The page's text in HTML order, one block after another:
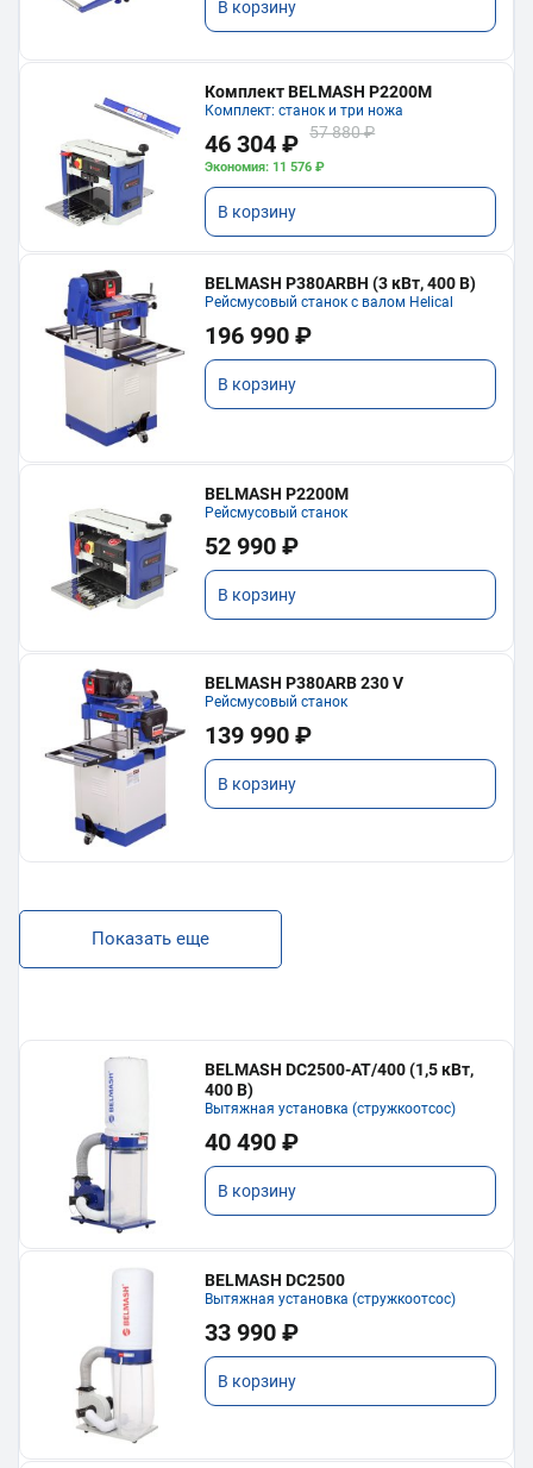
В корзину
Комплект BELMASH P2200M
Комплект: станок и три ножа
46 304 ₽ 57 880 ₽
Экономия: 11 576 ₽
В корзину
BELMASH P380ARBH (3 кВт, 400 В)
Рейсмусовый станок с валом Helical
196 990 ₽
В корзину
BELMASH P2200M
Рейсмусовый станок
52 990 ₽
В корзину
BELMASH P380ARB 230 V
Рейсмусовый станок
139 990 ₽
В корзину
Показать еще
BELMASH DC2500-AT/400 (1,5 кВт,
400 В)
Вытяжная установка (стружкоотсос)
40 490 ₽
В корзину
BELMASH DC2500
Вытяжная установка (стружкоотсос)
33 990 ₽
В корзину